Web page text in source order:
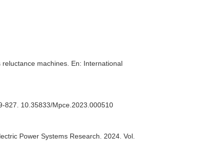
machines. En: International
827. 10.35833/Mpce.2023.000510
Power Systems Research . 2024. Vol.